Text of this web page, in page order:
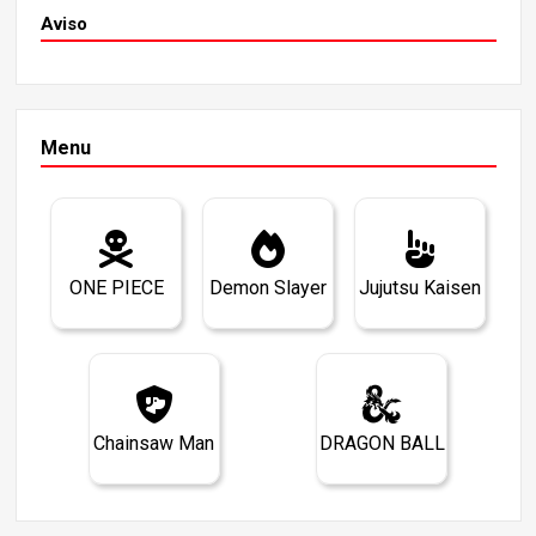
Aviso
Menu
ONE PIECE Demon Slayer Jujutsu Kaisen
Chainsaw Man DRAGON BALL